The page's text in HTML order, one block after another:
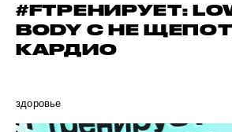
#FТРЕНИРУЕТ:
BODY C НЕ
КАРДИО
здоровье